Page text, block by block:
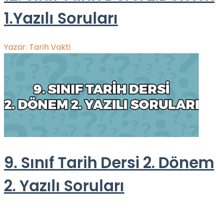
1.Yazılı Soruları
Yazar: Tarih Vakti
9. Sınıf Tarih Dersi 2. Dönem
2. Yazılı Soruları